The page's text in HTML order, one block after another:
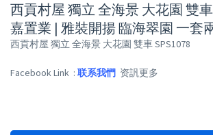
西貢村屋 獨立 全海景 大花園 雙車
嘉置業 | 雅裝開揚 臨海翠園 一套
西貢村屋 獨立 全海景 大花園 雙車 SPS1078
Facebook Link : 联系我㥃 资訉更多